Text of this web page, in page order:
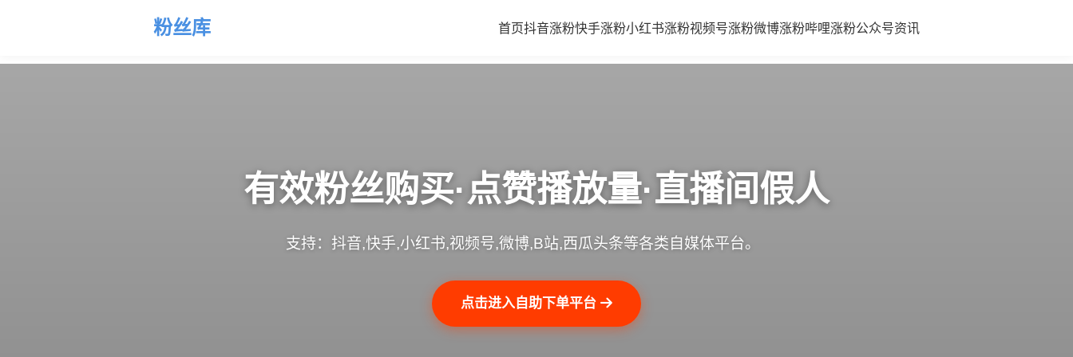
粉丝库 首页抖音涨粉快手涨粉小红书涨粉视频号涨粉微博涨粉哔哩涨粉公众号资讯
有效粉丝购买·点赞播放量·直播间假人
支持：抖音,快手,小红书,视频号,微博,B站,西瓜头条等各类自媒体平台。
点击进入自助下单平台